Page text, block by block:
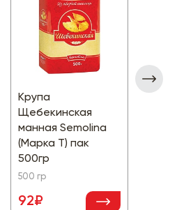
Крупа
Щебекинская
манная Semolina
(Марка Т) пак
500гр
500 гр
92₽